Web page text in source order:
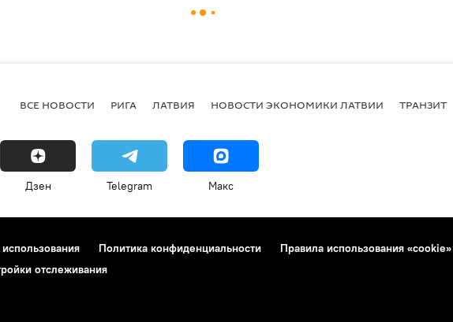
ВСЕ НОВОСТИ РИГА ЛАТВИЯ НОВОСТИ ЭКОНОМИКИ ЛАТВИИ ТРАНЗИТ
Дзен Telegram Макс
Политика конфиденциальности Правила использования «cookie»
отслеживания